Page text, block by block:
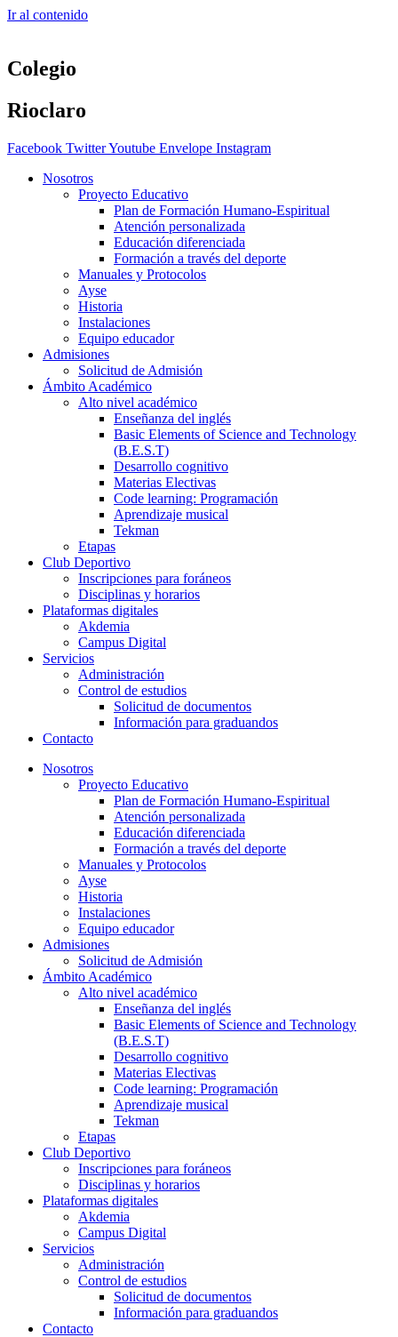
Ir al contenido
Colegio
Rioclaro
Facebook TwitterYoutube Envelope Instagram
Nosotros
Proyecto Educativo
Plan de Formación Humano-Espiritual
Atención personalizada
Educación diferenciada
Formación a través del deporte
Manuales y Protocolos
Ayse
Historia
Instalaciones
Equipo educador
Admisiones
Solicitud de Admisión
Ámbito Académico
Alto nivel académico
Enseñanza del inglés
Basic Elements of Science and Technology
(B.E.S.T)
Desarrollo cognitivo
Materias Electivas
Code learning: Programación
Aprendizaje musical
Tekman
Etapas
Club Deportivo
Inscripciones para foráneos
Disciplinas y horarios
Plataformas digitales
Akdemia
Campus Digital
Servicios
Administración
Control de estudios
Solicitud de documentos
Información para graduandos
Contacto
Nosotros
Proyecto Educativo
Plan de Formación Humano-Espiritual
Atención personalizada
Educación diferenciada
Formación a través del deporte
Manuales y Protocolos
Ayse
Historia
Instalaciones
Equipo educador
Admisiones
Solicitud de Admisión
Ámbito Académico
Alto nivel académico
Enseñanza del inglés
Basic Elements of Science and Technology
(B.E.S.T)
Desarrollo cognitivo
Materias Electivas
Code learning: Programación
Aprendizaje musical
Tekman
Etapas
Club Deportivo
Inscripciones para foráneos
Disciplinas y horarios
Plataformas digitales
Akdemia
Campus Digital
Servicios
Administración
Control de estudios
Solicitud de documentos
Información para graduandos
Contacto